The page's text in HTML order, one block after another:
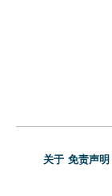
关于 免责声明